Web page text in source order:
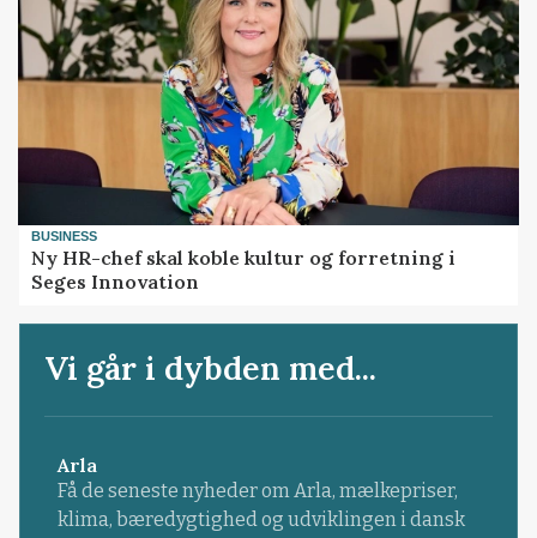
BUSINESS
Ny HR-chef skal koble kultur og forretning i
Seges Innovation
Vi går i dybden med...
Arla
Få de seneste nyheder om Arla, mælkepriser,
klima, bæredygtighed og udviklingen i dansk